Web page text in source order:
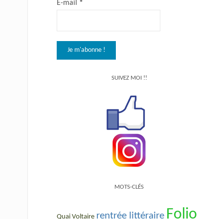
E-mail *
SUIVEZ MOI !!
MOTS-CLÉS
Quai Voltaire rentrée littéraire Folio